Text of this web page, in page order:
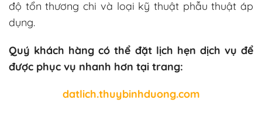
độ tổn thương chi và loại kỹ thuật phẫu thuật áp
dụng.
Quý khách hàng có thể đặt lịch hẹn dịch vụ để
được phục vụ nhanh hơn tại trang:
datlich.thuybinhduong.com